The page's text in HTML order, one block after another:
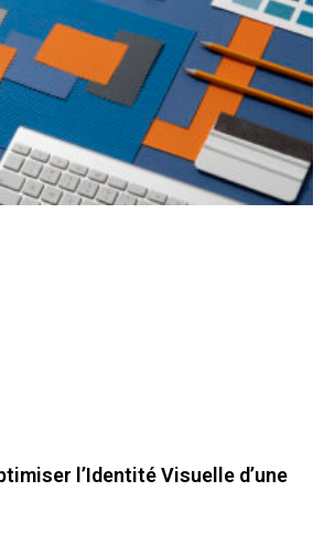
l’Identité Visuelle d’une